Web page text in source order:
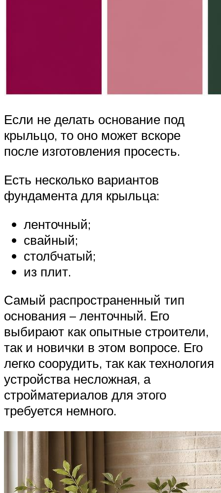
Если не делать основание под
крыльцо, то оно может вскоре
после изготовления просесть.
Есть несколько вариантов
фундамента для крыльца:
ленточный;
свайный;
столбчатый;
из плит.
Самый распространенный тип
основания – ленточный. Его
выбирают как опытные строители,
так и новички в этом вопросе. Его
легко соорудить, так как технология
устройства несложная, а
стройматериалов для этого
требуется немного.